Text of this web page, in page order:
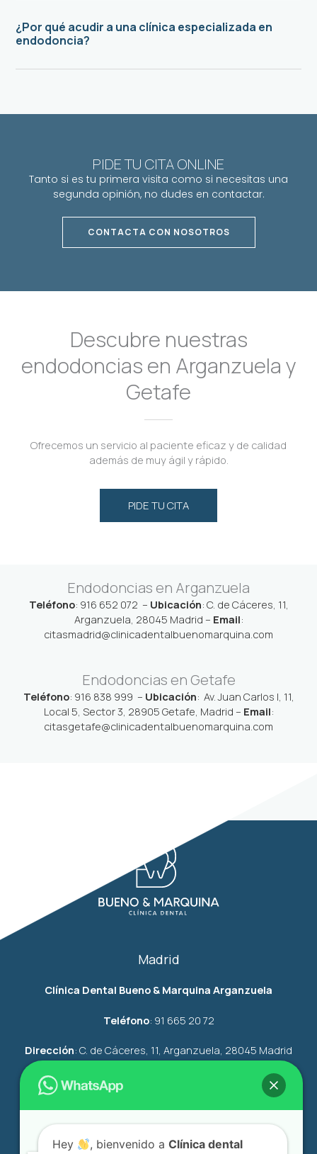
¿Por qué acudir a una clínica especializada en
endodoncia?
PIDE TU CITA ONLINE
Tanto si es tu primera visita como si necesitas una
segunda opinión, no dudes en contactar.
CONTACTA CON NOSOTROS
Descubre nuestras
endodoncias en Arganzuela y
Getafe
Ofrecemos un servicio al paciente eficaz y de calidad
además de muy ágil y rápido.
PIDE TU CITA
Endodoncias en Arganzuela
Teléfono: 916 652 072 – Ubicación: C. de Cáceres, 11,
Arganzuela, 28045 Madrid – Email:
citasmadrid@clinicadentalbuenomarquina.com
Endodoncias en Getafe
Teléfono: 916 838 999 – Ubicación: Av. Juan Carlos I, 11,
Local 5, Sector 3, 28905 Getafe, Madrid – Email:
citasgetafe@clinicadentalbuenomarquina.com
Madrid
Clínica Dental Bueno & Marquina Arganzuela
Teléfono: 91 665 20 72
Dirección: C. de Cáceres, 11, Arganzuela, 28045 Madrid
citasmadrid@clinicadentalbuenomarquina.com
Ver mapa
Hey , bienvenido aClínica dental